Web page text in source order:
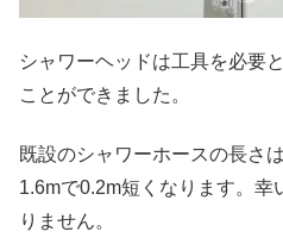
シャワーヘッドは工具を必要
ことができました。
既設のシャワーホースの長さ
1.6mで0.2m短くなります。幸
りません。